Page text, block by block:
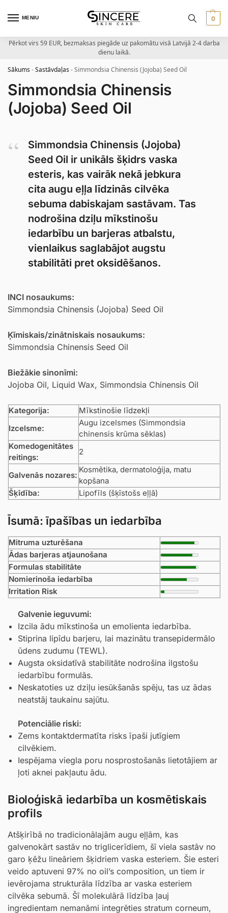
MENIU 0
Pērkot virs 59 EUR, bezmaksas piegāde uz pakomātu visā Latvijā 2-4 darba
dienu laikā.
Sākums-Sastāvdaļas-Simmondsia Chinensis (Jojoba) Seed Oil
Simmondsia Chinensis
(Jojoba) Seed Oil
Simmondsia Chinensis (Jojoba)
Seed Oil ir unikāls šķidrs vaska
esteris, kas vairāk nekā jebkura
cita augu eļļa līdzinās cilvēka
sebuma dabiskajam sastāvam. Tas
nodrošina dziļu mīkstinošu
iedarbību un barjeras atbalstu,
vienlaikus saglabājot augstu
stabilitāti pret oksidēšanos.
INCI nosaukums:
Simmondsia Chinensis (Jojoba) Seed Oil
Ķīmiskais/zinātniskais nosaukums:
Simmondsia Chinensis Seed Oil
Biežākie sinonīmi:
Jojoba Oil, Liquid Wax, Simmondsia Chinensis Oil
Kategorija:
Mīkstinošie līdzekļi
Izcelsme:
Augu izcelsmes (Simmondsia
chinensis krūma sēklas)
Komedogenitātes
reitings:
2
Galvenās nozares:
Kosmētika, dermatoloģija, matu
kopšana
Šķīdība:
Lipofīls (šķīstošs eļļā)
Īsumā: īpašības un iedarbība
Mitruma uzturēšana
Ādas barjeras atjaunošana
Formulas stabilitāte
Nomierinoša iedarbība
Irritation Risk
Galvenie ieguvumi:
Izcila ādu mīkstinoša un emolienta iedarbība.
Stiprina lipīdu barjeru, lai mazinātu transepidermālo
ūdens zudumu (TEWL).
Augsta oksidatīvā stabilitāte nodrošina ilgstošu
iedarbību formulās.
Neskatoties uz dziļu iesūkšanās spēju, tas uz ādas
neatstāj taukainu sajūtu.
Potenciālie riski:
Zems kontaktdermatīta risks īpaši jutīgiem
cilvēkiem.
Iespējama viegla poru nosprostošanās lietotājiem ar
ļoti aknei pakļautu ādu.
Bioloģiskā iedarbība un kosmētiskais
profils
Atšķirībā no tradicionālajām augu eļļām, kas
galvenokārt sastāv no triglicerīdiem, šī viela sastāv no
garo ķēžu lineāriem šķidriem vaska esteriem. Šie esteri
veido aptuveni 97% no oil’s composition, un tiem ir
ievērojama strukturāla līdzība ar vaska esteriem
cilvēka sebumā. Šī molekulārā līdzība ļauj
ingredientam nemanāmi integrēties stratum corneum,